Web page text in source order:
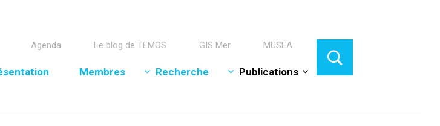
Agenda Le blog de TEMOS GIS Mer MUSEA
Membres Recherche Publications